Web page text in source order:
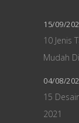
15/09/
10 Jenis
Mudah
04/08/
15
2021